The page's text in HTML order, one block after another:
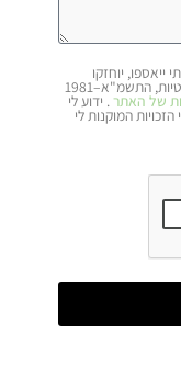
יוחזקו
ויעובדו במאגר מידע בהתאם להוראות חוק הגנת הפרטיות, התשמ"א–1981
של האתר. ידוע לי
המוקנות לי